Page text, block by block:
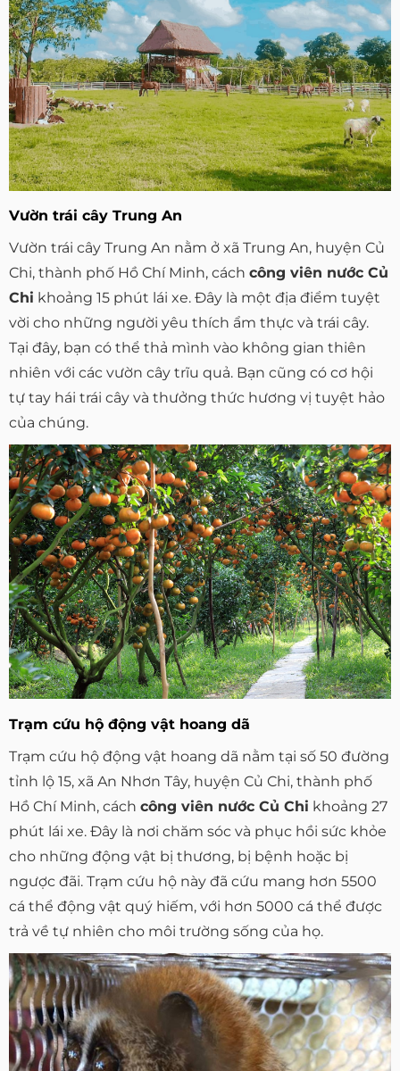
Vườn trái cây Trung An
Vườn trái cây Trung An nằm ở xã Trung An, huyện Củ
Chi, thành phố Hồ Chí Minh, cách công viên nước Củ
Chi khoảng 15 phút lái xe. Đây là một địa điểm tuyệt
vời cho những người yêu thích ẩm thực và trái cây.
Tại đây, bạn có thể thả mình vào không gian thiên
nhiên với các vườn cây trĩu quả. Bạn cũng có cơ hội
tự tay hái trái cây và thưởng thức hương vị tuyệt hảo
của chúng.
Trạm cứu hộ động vật hoang dã
Trạm cứu hộ động vật hoang dã nằm tại số 50 đường
tỉnh lộ 15, xã An Nhơn Tây, huyện Củ Chi, thành phố
Hồ Chí Minh, cách công viên nước Củ Chi khoảng 27
phút lái xe. Đây là nơi chăm sóc và phục hồi sức khỏe
cho những động vật bị thương, bị bệnh hoặc bị
ngược đãi. Trạm cứu hộ này đã cứu mang hơn 5500
cá thể động vật quý hiếm, với hơn 5000 cá thể được
trả về tự nhiên cho môi trường sống của họ.